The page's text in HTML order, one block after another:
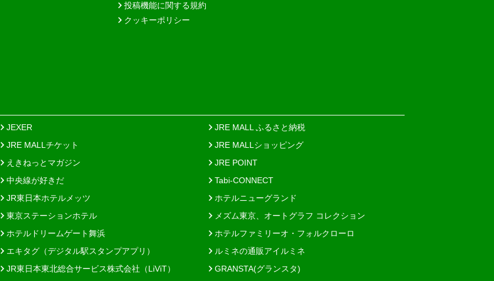
投稿機能に関する規約
クッキーポリシー
JEXER
JRE MALL ふるさと納税
JRE MALLチケット
JRE MALLショッピング
えきねっとマガジン
JRE POINT
中央線が好きだ
Tabi-CONNECT
JR東日本ホテルメッツ
ホテルニューグランド
東京ステーションホテル
メズム東京、オートグラフ コレクション
ホテルドリームゲート舞浜
ホテルファミリーオ・フォルクローロ
エキタグ（デジタル駅スタンプアプリ）
ルミネの通販アイルミネ
JR東日本東北総合サービス株式会社（LiViT） GRANSTA(グランスタ)